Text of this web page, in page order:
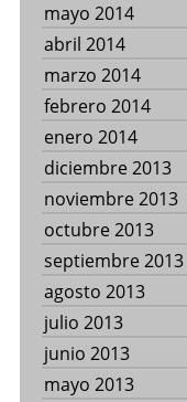
mayo 2014
abril 2014
marzo 2014
febrero 2014
enero 2014
diciembre 2013
noviembre 2013
octubre 2013
septiembre 2013
agosto 2013
julio 2013
junio 2013
mayo 2013